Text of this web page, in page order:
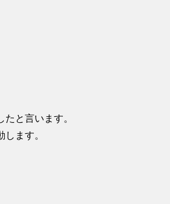
と言います。
します。